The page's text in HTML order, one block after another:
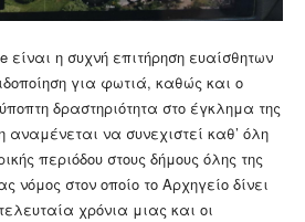
είναι η συχνή επιτήρηση ευαίσθητων
για φωτιά, καθώς και ο
δραστηριότητα στο έγκλημα της
αναμένεται να συνεχιστεί καθ’ όλη
περιόδου στους δήμους όλης της
νόμος στον οποίο το Αρχηγείο δίνει
χρόνια μιας και οι